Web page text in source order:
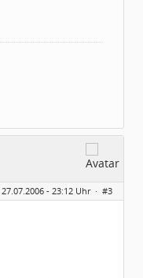
27.07.2006 - 23:12 Uhr · #3